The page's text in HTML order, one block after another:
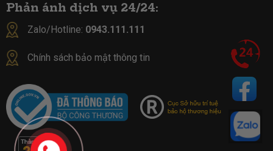
Phản ánh dịch vụ 24/24:
Zalo/Hotline: 0943.111.111
Chính sách bảo mật thông tin